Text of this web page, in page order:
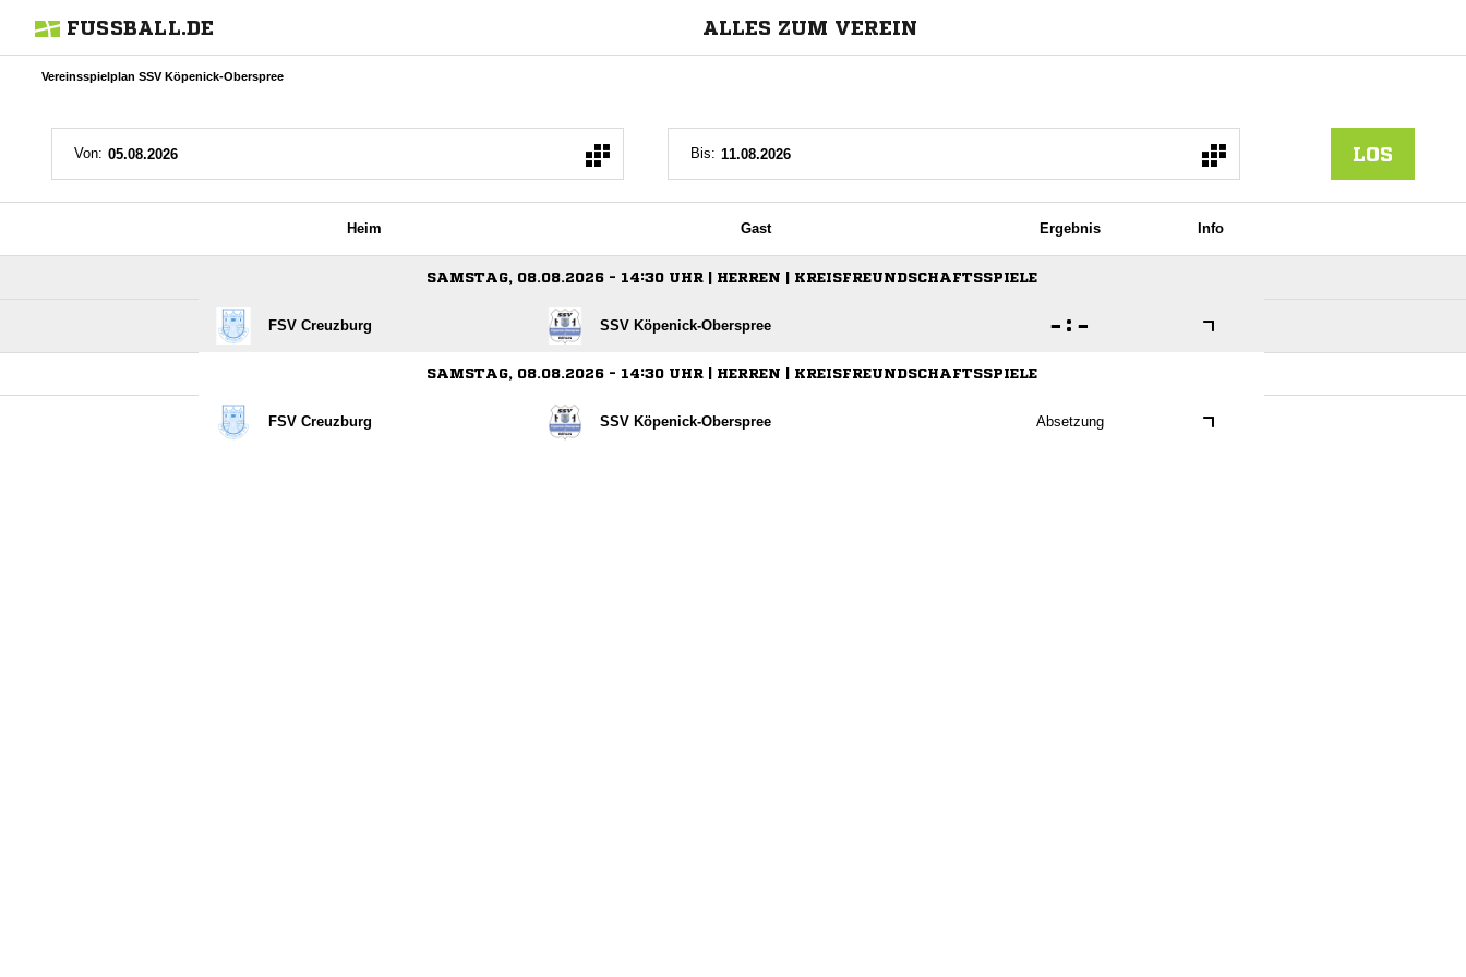
FUSSBALL.DE ALLES ZUM VEREIN
Vereinsspielplan SSV Köpenick-Oberspree
Von: Bis: LOS
Heim Gast Ergebnis Info
SAMSTAG, 08.08.2026 - 14:30 UHR | HERREN | KREISFREUNDSCHAFTSSPIELE
FSV Creuzburg SSV Köpenick-Oberspree  : 
SAMSTAG, 08.08.2026 - 14:30 UHR | HERREN | KREISFREUNDSCHAFTSSPIELE
FSV Creuzburg SSV Köpenick-Oberspree Absetzung